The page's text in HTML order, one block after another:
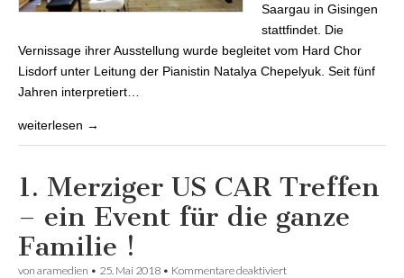
Saargau in Gisingen
stattfindet. Die
Vernissage ihrer Ausstellung wurde begleitet vom Hard Chor
Lisdorf unter Leitung der Pianistin Natalya Chepelyuk. Seit fünf
Jahren interpretiert…
weiterlesen →
1. Merziger US CAR Treffen
– ein Event für die ganze
Familie !
von aramedien • 25. Mai 2018 • Kommentare deaktiviert